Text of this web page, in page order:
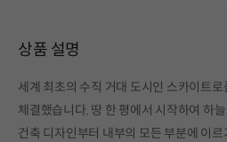
상품 설명
세계 최초의 수직 거대 도시인 스카이트
체결했습니다. 땅 한 평에서 시작하여 하
건축 디자인부터 내부의 모든 부분에 이